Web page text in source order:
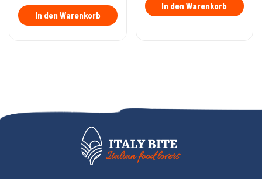
In den Warenkorb
In den Warenkorb